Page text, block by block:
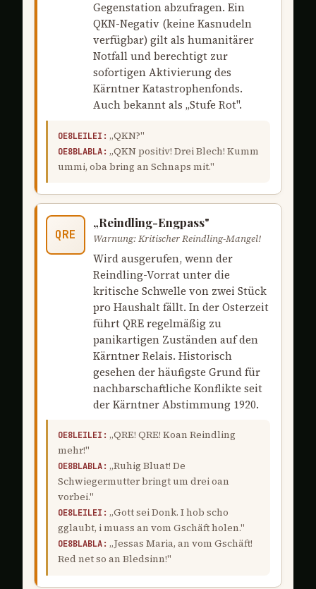
Gegenstation abzufragen. Ein
QKN-Negativ (keine Kasnudeln
verfügbar) gilt als humanitärer
Notfall und berechtigt zur
sofortigen Aktivierung des
Kärntner Katastrophenfonds.
Auch bekannt als „Stufe Rot".
OE8LEILEI: „QKN?"
OE8BLABLA: „QKN positiv! Drei Blech! Kumm
ummi, oba bring an Schnaps mit."
QRE
„Reindling-Engpass"
Warnung: Kritischer Reindling-Mangel!
Wird ausgerufen, wenn der
Reindling-Vorrat unter die
kritische Schwelle von zwei Stück
pro Haushalt fällt. In der Osterzeit
führt QRE regelmäßig zu
panikartigen Zuständen auf den
Kärntner Relais. Historisch
gesehen der häufigste Grund für
nachbarschaftliche Konflikte seit
der Kärntner Abstimmung 1920.
OE8LEILEI: „QRE! QRE! Koan Reindling
mehr!"
OE8BLABLA: „Ruhig Bluat! De
Schwiegermutter bringt um drei oan
vorbei."
OE8LEILEI: „Gott sei Donk. I hob scho
gglaubt, i muass an vom Gschäft holen."
OE8BLABLA: „Jessas Maria, an vom Gschäft!
Red net so an Bledsinn!"